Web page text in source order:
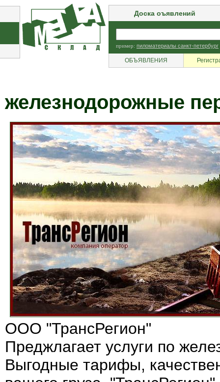
Доска оъявлений
пример: пиломатериалы санкт-петербург
ОБЪЯВЛЕНИЯ
железнодорожные
ООО "ТрансРегион"
Преджлагает услуги по
Выгодные тарифы,